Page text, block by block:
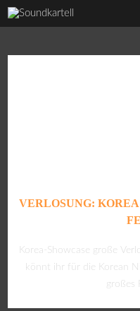
VERLOSUNG:
Korea-Showcase große
könnt ihr für die Korean
großes